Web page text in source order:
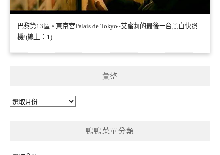
巴黎第13區。東京宮Palais de Tokyo~艾蜜莉的最後一台黑白快照
機!(線上：1)
彙整
彙
鴨鴨菜單分類